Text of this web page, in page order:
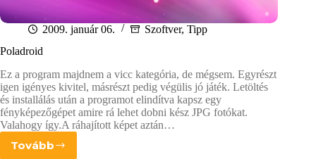
2009. január 06. Szoftver, Tipp
Poladroid
Ez a program majdnem a vicc kategória, de mégsem. Egyrészt
igen igényes kivitel, másrészt pedig végülis jó játék. Letöltés
és installálás után a programot elindítva kapsz egy
fényképezőgépet amire rá lehet dobni kész JPG fotókat.
Valahogy így.A ráhajított képet aztán…
TovábbPoladroid